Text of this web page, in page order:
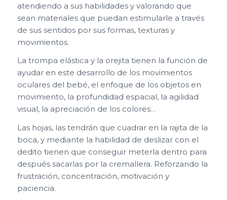
atendiendo a sus habilidades y valorando que
sean materiales que puedan estimularle a través
de sus sentidos por sus formas, texturas y
movimientos.
La trompa elástica y la orejita tienen la función de
ayudar en este desarrollo de los movimientos
oculares del bebé, el enfoque de los objetos en
movimiento, la profundidad espacial, la agilidad
visual, la apreciación de los colores…
Las hojas, las tendrán que cuadrar en la rajita de la
boca, y mediante la habilidad de deslizar con el
dedito tienen que conseguir meterla dentro para
después sacarlas por la cremallera. Reforzando la
frustración, concentración, motivación y
paciencia.